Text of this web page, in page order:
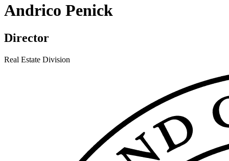
Andrico Penick
Director
Real Estate Division